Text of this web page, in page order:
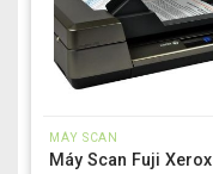
MÁY SCAN
Máy Scan Fuji Xerox